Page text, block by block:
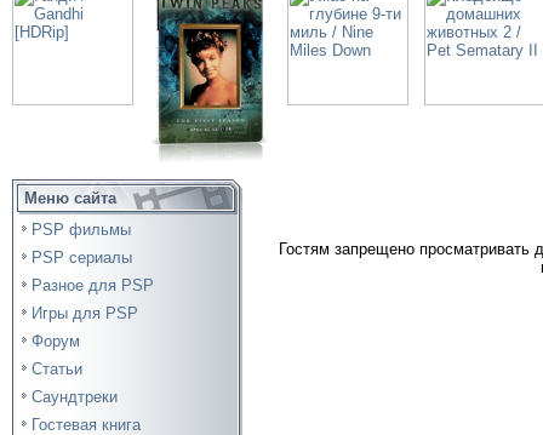
Меню сайта
PSP фильмы
PSP сериалы
Разное для PSP
Игры для PSP
Форум
Статьи
Саундтреки
Гостевая книга
Гостям запрещено просматривать